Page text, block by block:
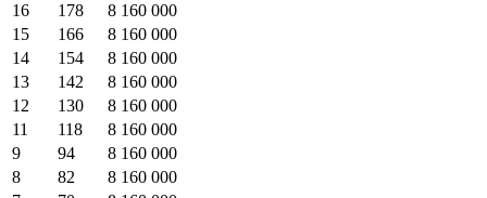
16
178
8 160 000
15
166
8 160 000
14
154
8 160 000
13
142
8 160 000
12
130
8 160 000
11
118
8 160 000
9
94
8 160 000
8
82
8 160 000